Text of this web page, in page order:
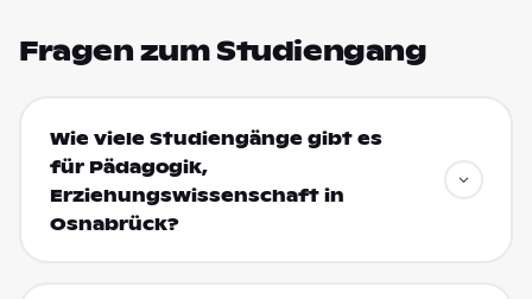
Fragen zum Studiengang
Wie viele Studiengänge gibt es
für Pädagogik,
Erziehungswissenschaft in
Osnabrück?